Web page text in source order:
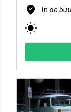
where_to_vote In de
wb_sunny